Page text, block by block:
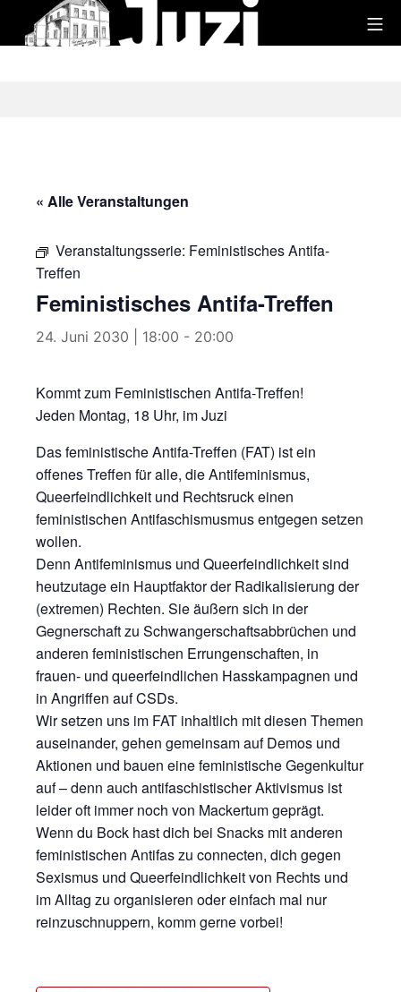
Inhalt
« Alle Veranstaltungen
Veranstaltungsserie: Feministisches Antifa-
Treffen
Feministisches Antifa-Treffen
24. Juni 2030 | 18:00 - 20:00
Kommt zum Feministischen Antifa-Treffen!
Jeden Montag, 18 Uhr, im Juzi
Das feministische Antifa-Treffen (FAT) ist ein
offenes Treffen für alle, die Antifeminismus,
Queerfeindlichkeit und Rechtsruck einen
feministischen Antifaschismusmus entgegen setzen
wollen.
Denn Antifeminismus und Queerfeindlichkeit sind
heutzutage ein Hauptfaktor der Radikalisierung der
(extremen) Rechten. Sie äußern sich in der
Gegnerschaft zu Schwangerschaftsabbrüchen und
anderen feministischen Errungenschaften, in
frauen- und queerfeindlichen Hasskampagnen und
in Angriffen auf CSDs.
Wir setzen uns im FAT inhaltlich mit diesen Themen
auseinander, gehen gemeinsam auf Demos und
Aktionen und bauen eine feministische Gegenkultur
auf – denn auch antifaschistischer Aktivismus ist
leider oft immer noch von Mackertum geprägt.
Wenn du Bock hast dich bei Snacks mit anderen
feministischen Antifas zu connecten, dich gegen
Sexismus und Queerfeindlichkeit von Rechts und
im Alltag zu organisieren oder einfach mal nur
reinzuschnuppern, komm gerne vorbei!